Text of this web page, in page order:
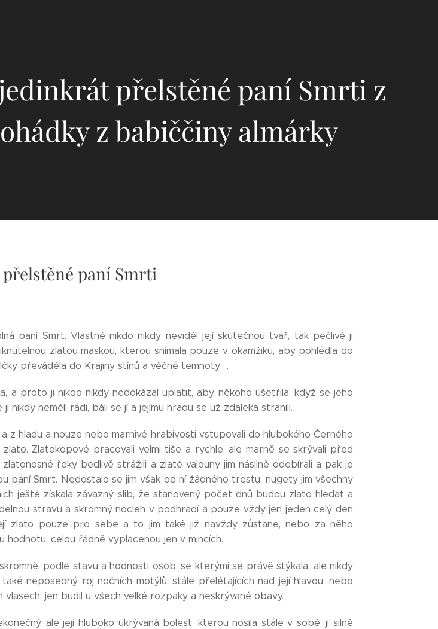
přelstěné paní Smrti z
z babiččiny almárky
paní Smrti
paní Smrt. Vlastně nikdo nikdy neviděl její skutečnou tvář, tak pečlivě ji
zlatou maskou, kterou snímala pouze v okamžiku, aby pohlédla do
převáděla do Krajiny stínů a věčné temnoty ...
a proto ji nikdo nikdy nedokázal uplatit, aby někoho ušetřila, když se jeho
nikdy neměli rádi, báli se jí a jejímu hradu se už zdaleka stranili.
z hladu a nouze nebo marnivé hrabivosti vstupovali do hlubokého Černého
Zlatokopové pracovali velmi tiše a rychle, ale marně se skrývali před
řeky bedlivě strážili a zlaté valouny jim násilně odebírali a pak je
paní Smrt. Nedostalo se jim však od ní žádného trestu, nugety jim všechny
ještě získala závazný slib, že stanovený počet dnů budou zlato hledat a
stravu a skromný nocleh v podhradí a pouze vždy jen jeden celý den
zlato pouze pro sebe a to jim také již navždy zůstane, nebo za něho
hodnotu, celou řádně vyplacenou jen v mincích.
podle stavu a hodnosti osob, se kterými se právě stýkala, ale nikdy
neposedný roj nočních motýlů, stále přelétajících nad její hlavou, nebo
jen budil u všech velké rozpaky a neskrývané obavy.
ale její hluboko ukrývaná bolest, kterou nosila stále v sobě, ji silně